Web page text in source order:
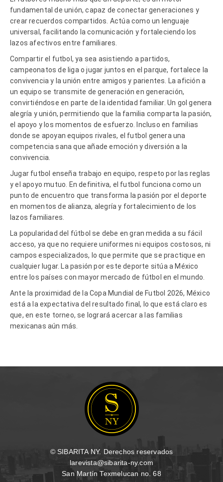
fundamental de unión, capaz de conectar generaciones y
crear recuerdos compartidos. Actúa como un lenguaje
universal, facilitando la comunicación y fortaleciendo los
lazos afectivos entre familiares.
Compartir el futbol, ya sea asistiendo a partidos,
campeonatos de liga o jugar juntos en el parque, fortalece la
convivencia y la unión entre amigos y parientes. La afición a
un equipo se transmite de generación en generación,
convirtiéndose en parte de la identidad familiar. Un gol genera
alegría y unión, permitiendo que la familia comparta la pasión,
el apoyo y los momentos de esfuerzo. Incluso en familias
donde se apoyan equipos rivales, el futbol genera una
competencia sana que añade emoción y diversión a la
convivencia.
Jugar futbol enseña trabajo en equipo, respeto por las reglas
y el apoyo mutuo. En definitiva, el futbol funciona como un
punto de encuentro que transforma la pasión por el deporte
en momentos de alianza, alegría y fortalecimiento de los
lazos familiares.
La popularidad del fútbol se debe en gran medida a su fácil
acceso, ya que no requiere uniformes ni equipos costosos, ni
campos especializados, lo que permite que se practique en
cualquier lugar. La pasión por este deporte sitúa a México
entre los países con mayor mercado de fútbol en el mundo.
Ante la proximidad de la Copa Mundial de Futbol 2026, México
está a la expectativa del resultado final, lo que está claro es
que, en este torneo, se logrará acercar a las familias
mexicanas aún más.
© SIBARITA NY. Derechos reservados
larevista@sibarita-ny.com
San Martín Texmelucan no. 68